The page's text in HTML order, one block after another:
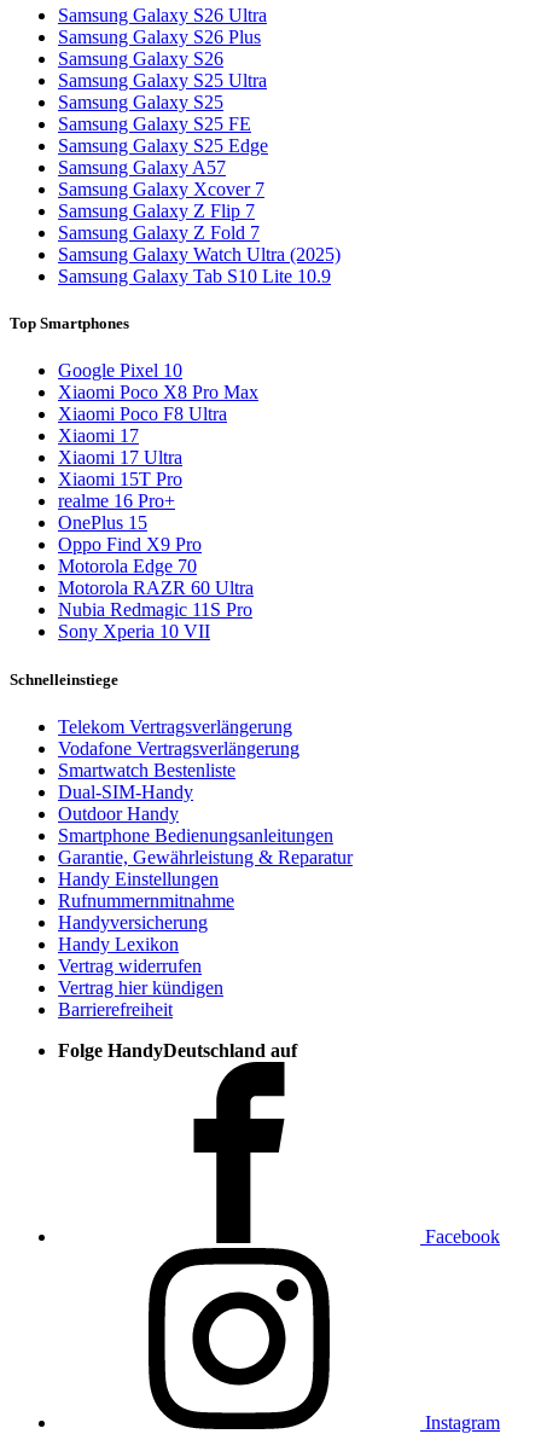
Samsung Galaxy S26 Ultra
Samsung Galaxy S26 Plus
Samsung Galaxy S26
Samsung Galaxy S25 Ultra
Samsung Galaxy S25
Samsung Galaxy S25 FE
Samsung Galaxy S25 Edge
Samsung Galaxy A57
Samsung Galaxy Xcover 7
Samsung Galaxy Z Flip 7
Samsung Galaxy Z Fold 7
Samsung Galaxy Watch Ultra (2025)
Samsung Galaxy Tab S10 Lite 10.9
Top Smartphones
Google Pixel 10
Xiaomi Poco X8 Pro Max
Xiaomi Poco F8 Ultra
Xiaomi 17
Xiaomi 17 Ultra
Xiaomi 15T Pro
realme 16 Pro+
OnePlus 15
Oppo Find X9 Pro
Motorola Edge 70
Motorola RAZR 60 Ultra
Nubia Redmagic 11S Pro
Sony Xperia 10 VII
Schnelleinstiege
Telekom Vertragsverlängerung
Vodafone Vertragsverlängerung
Smartwatch Bestenliste
Dual-SIM-Handy
Outdoor Handy
Smartphone Bedienungsanleitungen
Garantie, Gewährleistung & Reparatur
Handy Einstellungen
Rufnummernmitnahme
Handyversicherung
Handy Lexikon
Vertrag widerrufen
Vertrag hier kündigen
Barrierefreiheit
Folge HandyDeutschland auf
Facebook
Instagram